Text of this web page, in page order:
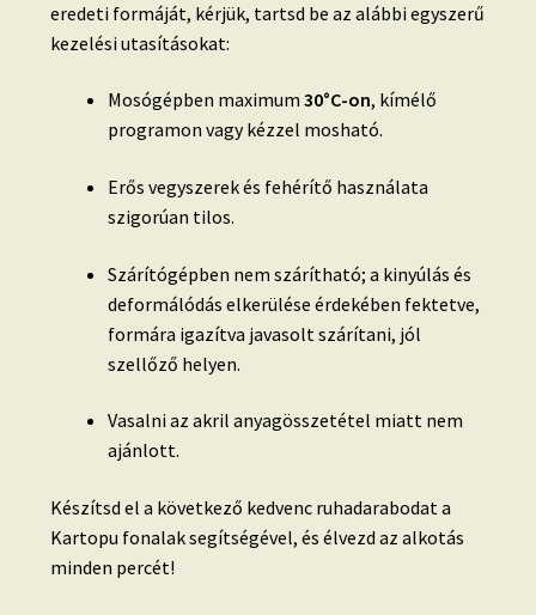
eredeti formáját, kérjük, tartsd be az alábbi egyszerű
kezelési utasításokat:
Mosógépben maximum 30°C-on, kímélő
programon vagy kézzel mosható.
Erős vegyszerek és fehérítő használata
szigorúan tilos.
Szárítógépben nem szárítható; a kinyúlás és
deformálódás elkerülése érdekében fektetve,
formára igazítva javasolt szárítani, jól
szellőző helyen.
Vasalni az akril anyagösszetétel miatt nem
ajánlott.
Készítsd el a következő kedvenc ruhadarabodat a
Kartopu fonalak segítségével, és élvezd az alkotás
minden percét!